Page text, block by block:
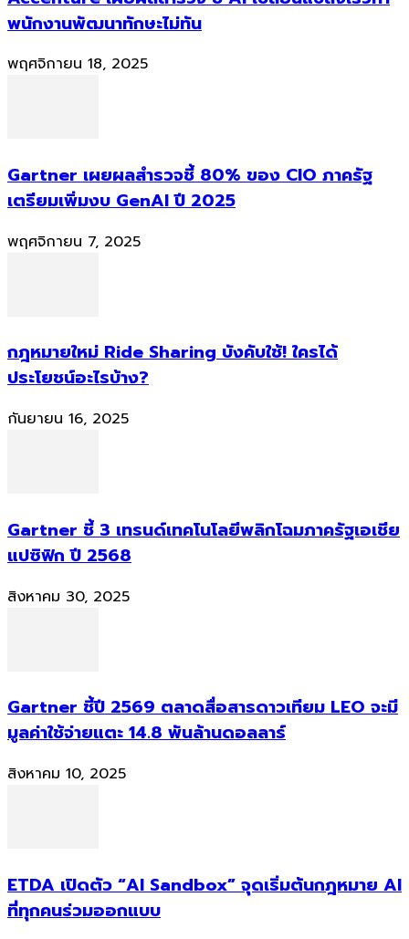
พนักงานพัฒนาทักษะไม่ทัน
พฤศจิกายน 18, 2025
Gartner เผยผลสำรวจชี้ 80% ของ CIO ภาครัฐ
เตรียมเพิ่มงบ GenAI ปี 2025
พฤศจิกายน 7, 2025
กฎหมายใหม่ Ride Sharing บังคับใช้! ใครได้
ประโยชน์อะไรบ้าง?
กันยายน 16, 2025
Gartner ชี้ 3 เทรนด์เทคโนโลยีพลิกโฉมภาครัฐเอเชีย
แปซิฟิก ปี 2568
สิงหาคม 30, 2025
Gartner ชี้ปี 2569 ตลาดสื่อสารดาวเทียม LEO จะมี
มูลค่าใช้จ่ายแตะ 14.8 พันล้านดอลลาร์
สิงหาคม 10, 2025
ETDA เปิดตัว “AI Sandbox” จุดเริ่มต้นกฎหมาย AI
ที่ทุกคนร่วมออกแบบ